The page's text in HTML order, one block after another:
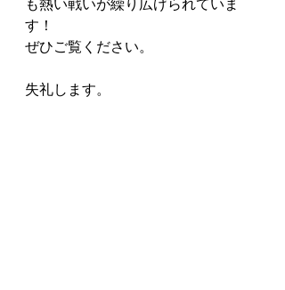
も熱い戦いが繰り広げられていま
す！
ぜひご覧ください。
失礼します。